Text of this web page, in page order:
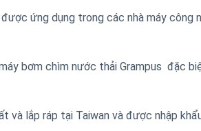
ứng dụng trong các nhà máy công
máy bơm chìm nước thải
và lắp ráp tại Taiwan và được nhập